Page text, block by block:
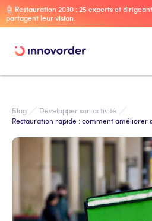
🤖 Restauration 2030 : 25 experts et
partagent leur vision.
Blog
Développer son activité
Restauration rapide : comment améliorer